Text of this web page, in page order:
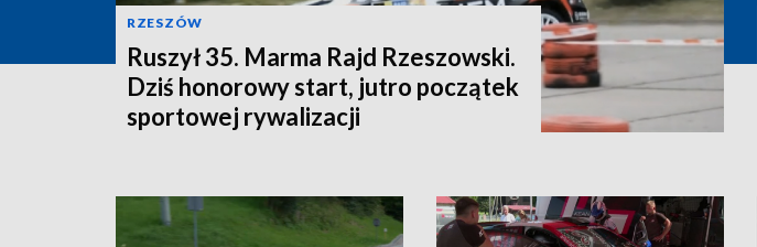
RZESZÓW
Ruszył 35. Marma Rajd Rzeszowski.
Dziś honorowy start, jutro początek
sportowej rywalizacji